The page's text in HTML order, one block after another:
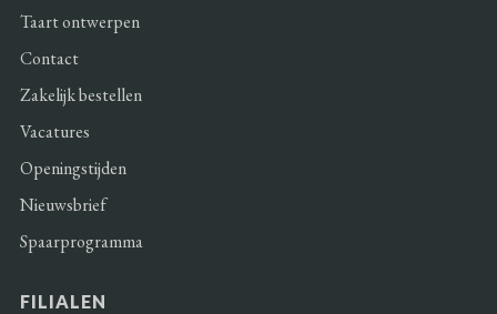
Taart ontwerpen
Contact
Zakelijk bestellen
Vacatures
Openingstijden
Nieuwsbrief
Spaarprogramma
FILIALEN